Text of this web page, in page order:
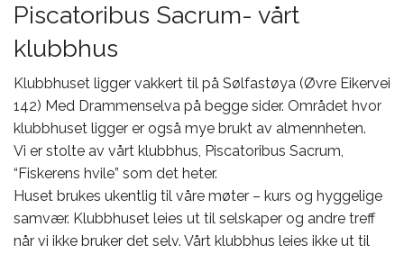
Piscatoribus Sacrum- vårt
klubbhus
Klubbhuset ligger vakkert til på Sølfastøya (Øvre Eikervei
142) Med Drammenselva på begge sider. Området hvor
klubbhuset ligger er også mye brukt av almennheten.
Vi er stolte av vårt klubbhus, Piscatoribus Sacrum,
“Fiskerens hvile” som det heter.
Huset brukes ukentlig til våre møter – kurs og hyggelige
samvær. Klubbhuset leies ut til selskaper og andre treff
når vi ikke bruker det selv. Vårt klubbhus leies ikke ut til